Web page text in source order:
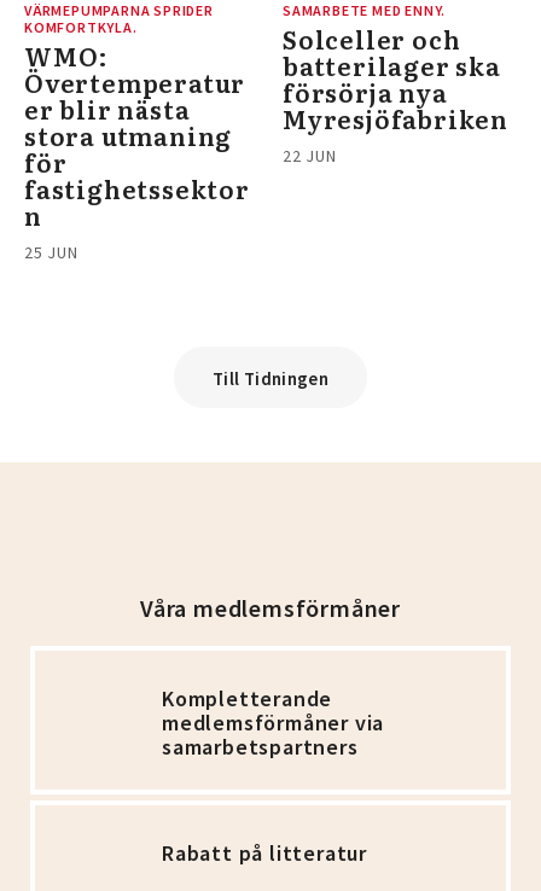
VÄRMEPUMPARNA SPRIDER
KOMFORTKYLA.
WMO:
Övertemperatur
er blir nästa
stora utmaning
för
fastighetssektor
n
25 JUN
SAMARBETE MED ENNY.
Solceller och
batterilager ska
försörja nya
Myresjöfabriken
22 JUN
Till Tidningen
Våra medlemsförmåner
Kompletterande
medlemsförmåner via
samarbetspartners
Rabatt på litteratur